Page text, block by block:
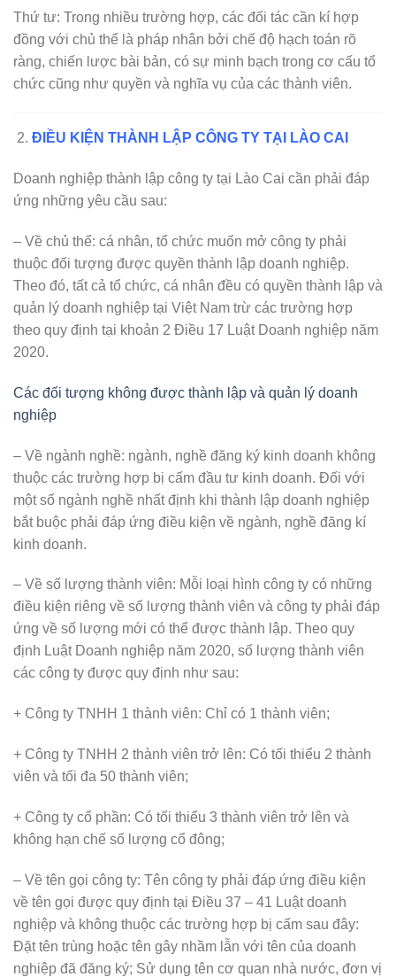
Thứ tư: Trong nhiều trường hợp, các đối tác cần kí hợp
đồng với chủ thể là pháp nhân bởi chế độ hạch toán rõ
ràng, chiến lược bài bản, có sự minh bạch trong cơ cấu tổ
chức cũng như quyền và nghĩa vụ của các thành viên.
ĐIỀU KIỆN THÀNH LẬP CÔNG TY TẠI LÀO CAI
Doanh nghiệp thành lập công ty tại Lào Cai cần phải đáp
ứng những yêu cầu sau:
– Về chủ thể: cá nhân, tổ chức muốn mở công ty phải
thuộc đối tượng được quyền thành lập doanh nghiệp.
Theo đó, tất cả tổ chức, cá nhân đều có quyền thành lập và
quản lý doanh nghiệp tại Việt Nam trừ các trường hợp
theo quy định tại khoản 2 Điều 17 Luật Doanh nghiệp năm
2020.
Các đối tượng không được thành lập và quản lý doanh
nghiệp
– Về ngành nghề: ngành, nghề đăng ký kinh doanh không
thuộc các trường hợp bị cấm đầu tư kinh doanh. Đối với
một số ngành nghề nhất định khi thành lập doanh nghiệp
bắt buộc phải đáp ứng điều kiện về ngành, nghề đăng kí
kinh doanh.
– Về số lượng thành viên: Mỗi loại hình công ty có những
điều kiện riêng về số lượng thành viên và công ty phải đáp
ứng về số lượng mới có thể được thành lập. Theo quy
định Luật Doanh nghiệp năm 2020, số lượng thành viên
các công ty được quy định như sau:
+ Công ty TNHH 1 thành viên: Chỉ có 1 thành viên;
+ Công ty TNHH 2 thành viên trở lên: Có tối thiểu 2 thành
viên và tối đa 50 thành viên;
+ Công ty cổ phần: Có tối thiểu 3 thành viên trở lên và
không hạn chế số lượng cổ đông;
– Về tên gọi công ty: Tên công ty phải đáp ứng điều kiện
về tên gọi được quy định tại Điều 37 – 41 Luật doanh
nghiệp và không thuộc các trường hợp bị cấm sau đây:
Đặt tên trùng hoặc tên gây nhầm lẫn với tên của doanh
nghiệp đã đăng ký; Sử dụng tên cơ quan nhà nước, đơn vị